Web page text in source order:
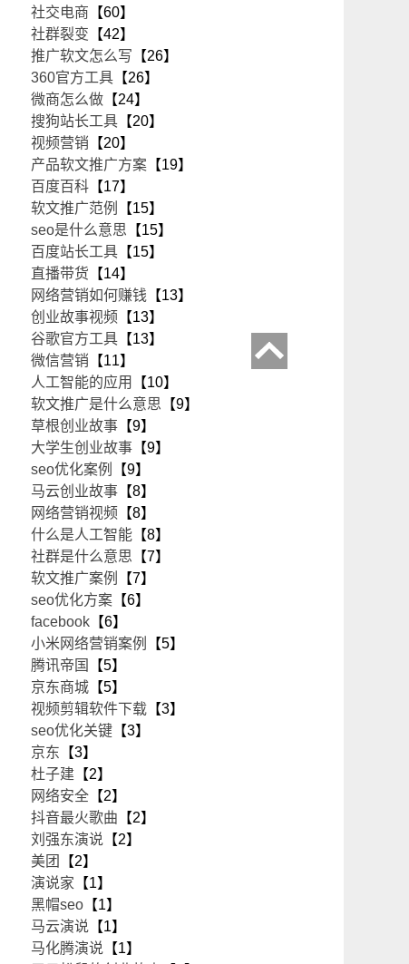
社交电商 【60】
社群裂变 【42】
推广软文怎么写 【26】
360官方工具 【26】
微商怎么做 【24】
搜狗站长工具 【20】
视频营销 【20】
产品软文推广方案 【19】
百度百科 【17】
软文推广范例
【15】
seo是什么意思 【15】
百度站长工具 【15】
直播带货 【14】
网络营销如何赚钱 【13】
创业故事视频 【13】
谷歌官方工具 【13】
微信营销 【11】
人工智能的应用
【10】
软文推广是什么意思 【9】
草根创业故事 【9】
大学生创业故事 【9】
seo优化案例
【9】
马云创业故事 【8】
网络营销视频 【8】
什么是人工智能 【8】
社群是什么意思 【7】
软文推广案例
【7】
seo优化方案 【6】
facebook 【6】
小米网络营销案例
【5】
腾讯帝国
【5】
京东商城 【5】
视频剪辑软件下载 【3】
seo优化关键 【3】
京东 【3】
杜子建 【2】
网络安全 【2】
抖音最火歌曲 【2】
刘强东演说 【2】
美团
【2】
演说家 【1】
黑帽seo 【1】
马云演说 【1】
马化腾演说 【1】